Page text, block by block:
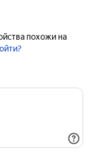
похожи на